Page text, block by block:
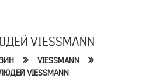
VIESSMANN
VIESSMANN
VIESSMANN